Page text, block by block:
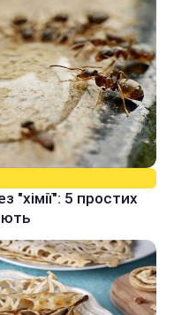
"хімії": 5 простих